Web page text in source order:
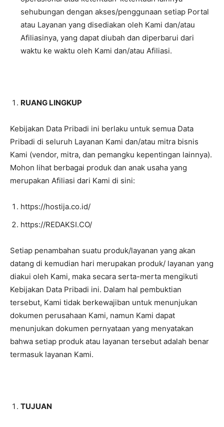
sehubungan dengan akses/penggunaan setiap Portal
atau Layanan yang disediakan oleh Kami dan/atau
Afiliasinya, yang dapat diubah dan diperbarui dari
waktu ke waktu oleh Kami dan/atau Afiliasi.
RUANG LINGKUP
Kebijakan Data Pribadi ini berlaku untuk semua Data
Pribadi di seluruh Layanan Kami dan/atau mitra bisnis
Kami (vendor, mitra, dan pemangku kepentingan lainnya).
Mohon lihat berbagai produk dan anak usaha yang
merupakan Afiliasi dari Kami di sini:
https://hostija.co.id/
https://REDAKSI.CO/
Setiap penambahan suatu produk/layanan yang akan
datang di kemudian hari merupakan produk/ layanan yang
diakui oleh Kami, maka secara serta-merta mengikuti
Kebijakan Data Pribadi ini. Dalam hal pembuktian
tersebut, Kami tidak berkewajiban untuk menunjukan
dokumen perusahaan Kami, namun Kami dapat
menunjukan dokumen pernyataan yang menyatakan
bahwa setiap produk atau layanan tersebut adalah benar
termasuk layanan Kami.
TUJUAN